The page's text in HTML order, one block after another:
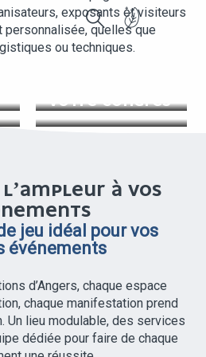
Recherche
exposants et visiteurs
quelles que
ou techniques.
VOTRE CONGRÈS
À VOS
jeu idéal pour vos
événements
d’Angers, chaque espace
chaque manifestation prend
Un lieu modulable, des services
dédiée pour faire de chaque